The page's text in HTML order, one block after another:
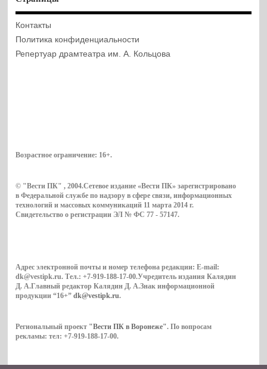
Контакты
Политика конфиденциальности
Репертуар драмтеатра им. А. Кольцова
Возрастное ограничение: 16+.
© "Вести ПК" , 2004.Сетевое издание «Вести ПК» зарегистрировано
в Федеральной службе по надзору в сфере связи, информационных
технологий и массовых коммуникаций 11 марта 2014 г.
Свидетельство о регистрации ЭЛ № ФС 77 - 57147.
Адрес электронной почты и номер телефона редакции: E-mail:
dk@vestipk.ru. Тел.: +7-919-188-17-00.Учредитель издания Калядин
Д. А.Главный редактор Калядин Д. А.Знак информационной
продукции “16+”dk@vestipk.ru.
Региональный проект "Вести ПК в Воронеже". По вопросам
рекламы: тел: +7-919-188-17-00.